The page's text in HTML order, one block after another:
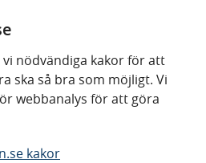
nödvändiga kakor för att
ska så bra som möjligt. Vi
webbanalys för att göra
kakor